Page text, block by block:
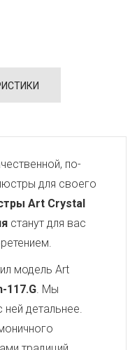
по-
для своего
Art Crystal
станут для вас
модель Art
117.G. Мы
детальнее.